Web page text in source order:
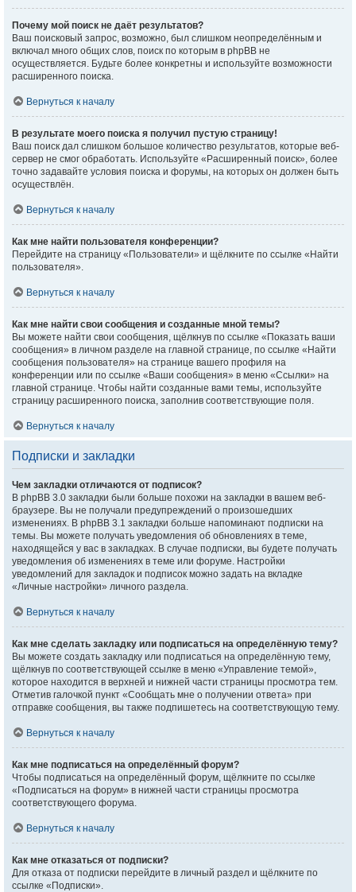
Почему мой поиск не даёт результатов?
Ваш поисковый запрос, возможно, был слишком неопределённым и
включал много общих слов, поиск по которым в phpBB не
осуществляется. Будьте более конкретны и используйте возможности
расширенного поиска.
Вернуться к началу
В результате моего поиска я получил пустую страницу!
Ваш поиск дал слишком большое количество результатов, которые веб-
сервер не смог обработать. Используйте «Расширенный поиск», более
точно задавайте условия поиска и форумы, на которых он должен быть
осуществлён.
Вернуться к началу
Как мне найти пользователя конференции?
Перейдите на страницу «Пользователи» и щёлкните по ссылке «Найти
пользователя».
Вернуться к началу
Как мне найти свои сообщения и созданные мной темы?
Вы можете найти свои сообщения, щёлкнув по ссылке «Показать ваши
сообщения» в личном разделе на главной странице, по ссылке «Найти
сообщения пользователя» на странице вашего профиля на
конференции или по ссылке «Ваши сообщения» в меню «Ссылки» на
главной странице. Чтобы найти созданные вами темы, используйте
страницу расширенного поиска, заполнив соответствующие поля.
Вернуться к началу
Подписки и закладки
Чем закладки отличаются от подписок?
В phpBB 3.0 закладки были больше похожи на закладки в вашем веб-
браузере. Вы не получали предупреждений о произошедших
изменениях. В phpBB 3.1 закладки больше напоминают подписки на
темы. Вы можете получать уведомления об обновлениях в теме,
находящейся у вас в закладках. В случае подписки, вы будете получать
уведомления об изменениях в теме или форуме. Настройки
уведомлений для закладок и подписок можно задать на вкладке
«Личные настройки» личного раздела.
Вернуться к началу
Как мне сделать закладку или подписаться на определённую тему?
Вы можете создать закладку или подписаться на определённую тему,
щёлкнув по соответствующей ссылке в меню «Управление темой»,
которое находится в верхней и нижней части страницы просмотра тем.
Отметив галочкой пункт «Сообщать мне о получении ответа» при
отправке сообщения, вы также подпишетесь на соответствующую тему.
Вернуться к началу
Как мне подписаться на определённый форум?
Чтобы подписаться на определённый форум, щёлкните по ссылке
«Подписаться на форум» в нижней части страницы просмотра
соответствующего форума.
Вернуться к началу
Как мне отказаться от подписки?
Для отказа от подписки перейдите в личный раздел и щёлкните по
ссылке «Подписки».